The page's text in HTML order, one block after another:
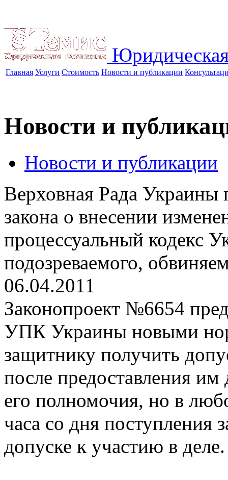
Главная Услуги Стоимость Новости и публикации
Новости и
Новости и публикации
Верховная Рада Украины
закона о внесении
процессуальный кодекс
подозреваемого,
06.04.2011
Законопроект №6654
УПК Украины новыми
защитнику получить
после предоставления
его полномочия, но в
часа со дня поступления
допуске к участию в деле.